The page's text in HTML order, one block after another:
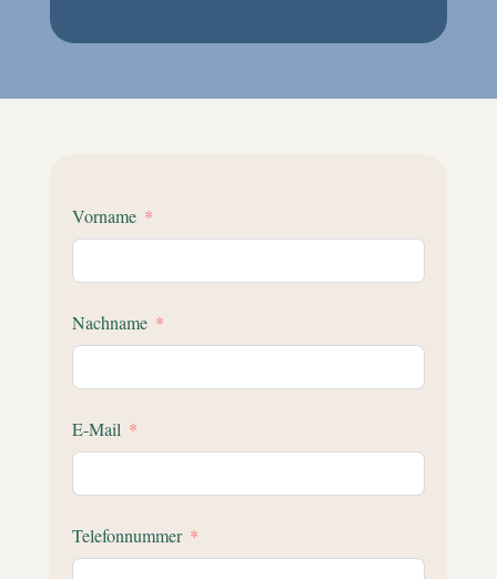
Vorname
Nachname
E-Mail
Telefonnummer